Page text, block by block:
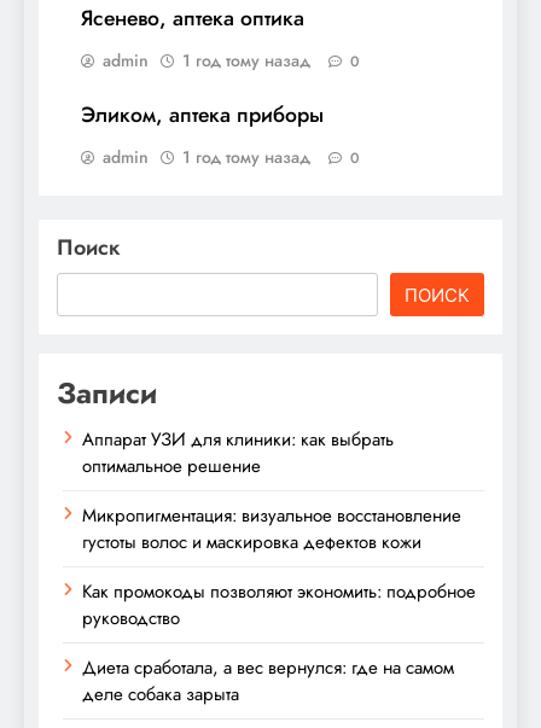
Ясенево, аптека оптика
admin 1 год тому назад 0
Эликом, аптека приборы
admin 1 год тому назад 0
Поиск
ПОИСК
Записи
Аппарат УЗИ для клиники: как выбрать
оптимальное решение
Микропигментация: визуальное восстановление
густоты волос и маскировка дефектов кожи
Как промокоды позволяют экономить: подробное
руководство
Диета сработала, а вес вернулся: где на самом
деле собака зарыта